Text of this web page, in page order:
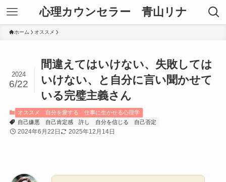
心理カウンセラー 青山リナ
ホーム オススメ
間違えてはいけない、失敗しては
いけない、と自分に言い聞かせて
いる完璧主義さん
2024
6/22
オススメ 自分を愛する
仕事に生かせる心理学
自己嫌悪
自己肯定感 許し 自分を信じる 自己否定
2024年6月22日 2025年12月14日